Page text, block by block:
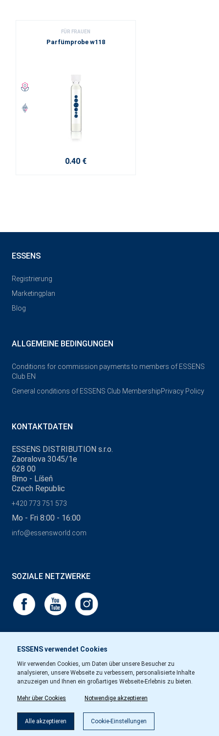
FÜR FRAUEN
Parfümprobe w118
0.40 €
ESSENS verwendet Cookies
Wir verwenden Cookies, um Daten über unsere Besucher zu
analysieren, unsere Webseite zu verbessern, personalisierte Inhalte
anzuzeigen und Ihnen ein großartiges Webseite-Erlebnis zu bieten.
Mehr über Cookies Notwendige akzeptieren
Alle akzeptieren Cookie-Einstellungen
ESSENS
Registrierung
Marketingplan
Blog
ALLGEMEINE BEDINGUNGEN
Conditions for commission payments to members of ESSENS
Club EN
General conditions of ESSENS Club MembershipPrivacy Policy
KONTAKTDATEN
ESSENS DISTRIBUTION s.r.o.
Zaoralova 3045/1e
628 00
Brno - Líšeň
Czech Republic
+420 773 751 573
Mo - Fri 8:00 - 16:00
info@essensworld.com
SOZIALE NETZWERKE